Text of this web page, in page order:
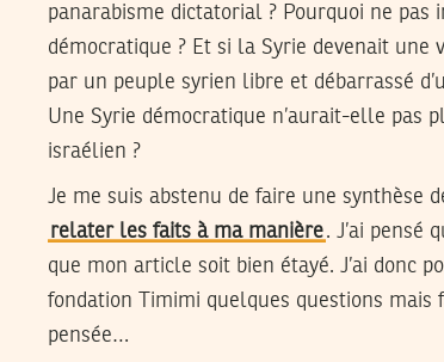
panarabisme dictatorial ? Pourquoi ne
démocratique ? Et si la Syrie devenait une
par un peuple syrien libre et débarrassé
Une Syrie démocratique n’aurait-elle pas
israélien ?
Je me suis abstenu de faire une synthèse
relater les faits à ma manière. J’ai pensé
que mon article soit bien étayé. J’ai donc
fondation Timimi quelques questions mais
pensée…